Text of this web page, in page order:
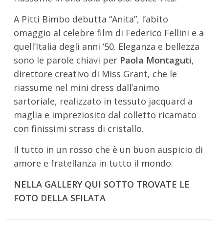
A Pitti Bimbo debutta “Anita”, l’abito
omaggio al celebre film di Federico Fellini e a
quell’Italia degli anni ‘50. Eleganza e bellezza
sono le parole chiavi per Paola Montaguti,
direttore creativo di Miss Grant, che le
riassume nel mini dress dall’animo
sartoriale, realizzato in tessuto jacquard a
maglia e impreziosito dal colletto ricamato
con finissimi strass di cristallo.
Il tutto in un rosso che è un buon auspicio di
amore e fratellanza in tutto il mondo.
NELLA GALLERY QUI SOTTO TROVATE LE
FOTO DELLA SFILATA